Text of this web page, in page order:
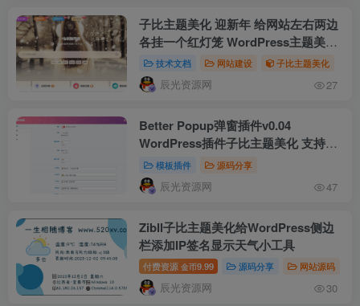
子比主题美化 迎新年 给网站左右两边
各挂一个红灯笼 WordPress主题美化
教程技术文档 网站建设 子比主题美化
辰光资源网 27
Better Popup弹窗插件v0.04
WordPress插件子比主题美化 支持活
动弹窗/欢迎弹窗/复制弹窗
模板插件 源码分享
辰光资源网 47
Zibll子比主题美化给WordPress侧边
栏添加IP签名显示天气小工具
付费资源 金币9.99 源码分享 网站源码
辰光资源网 30